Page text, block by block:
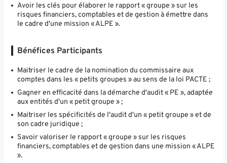
Avoir les clés pour élaborer le rapport « groupe » sur les
risques financiers, comptables et de gestion à émettre dans
le cadre d'une mission « ALPE ».
Bénéfices Participants
Maitriser le cadre de la nomination du commissaire aux
comptes dans les « petits groupes » au sens de la loi PACTE ;
Gagner en efficacité dans la démarche d'audit « PE », adaptée
aux entités d'un « petit groupe » ;
Maitriser les spécificités de l'audit d'un « petit groupe » et de
son cadre juridique ;
Savoir valoriser le rapport « groupe » sur les risques
financiers, comptables et de gestion dans une mission « ALPE
».